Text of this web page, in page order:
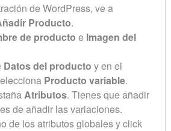
de WordPress, ve a
Producto.
de producto e Imagen del
Datos del producto y en el
Producto variable.
Atributos. Tienes que añadir
de añadir las variaciones.
de los atributos globales y click